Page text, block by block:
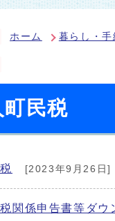
ホーム 暮らし・手
民税
[2023年9月26日]
関係申告書等ダウ